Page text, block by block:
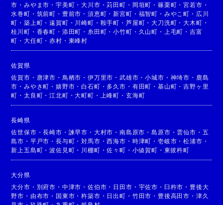
市 ・みやま市 ・宇美町 ・大川市 ・苅田町 ・ 岡垣町 ・ 篠栗町 ・宮若市 ・
水巻町 ・ 筑前町 ・ 豊前市 ・須恵町 ・新宮町 ・ 福智町 ・ みやこ町 ・ 広川
町 ・築上町 ・遠賀町 ・ 川崎町 ・ 鞍手町 ・ 芦屋町 ・大刀洗町 ・大木町 ・
桂川町 ・ 香春町 ・ 添田町 ・ 糸田町 ・小竹町 ・ 久山町 ・ 上毛町 ・ 吉富
町 ・大任町 ・赤村 ・ 東峰村
佐賀県
佐賀市 ・ 唐津市 ・ 鳥栖市 ・伊万里市 ・武雄市 ・小城市 ・ 神埼市 ・ 鹿島
市 ・みやき町 ・嬉野市 ・ 白石町 ・ 多久市 ・ 有田町 ・ 基山町 ・吉野ヶ里
町 ・太良町 ・江北町 ・大町町 ・ 上峰町 ・ 玄海町
長崎県
佐世保市 ・長崎市 ・ 諫早市 ・ 大村市 ・南島原市 ・島原市 ・ 雲仙市 ・ 五
島市 ・ 平戸市 ・長与町 ・対馬市 ・西海市 ・ 時津町 ・ 壱岐市 ・松浦市 ・
新上五島町 ・波佐見町 ・ 川棚町 ・佐々町 ・ 小値賀町 ・ 東彼杵町
大分県
大分市 ・ 別府市 ・ 中津市 ・佐伯市 ・ 日田市 ・ 宇佐市 ・ 臼杵市 ・ 豊後大
野市 ・ 由布市 ・ 国東市 ・杵築市 ・ 日出町 ・ 竹田市 ・ 豊後高田市 ・ 津久